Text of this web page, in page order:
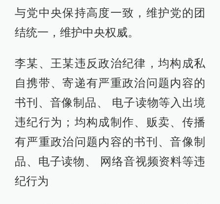
与党中央保持高度一致，维护党的团
结统一，维护中央权威。
李某、王某违反政治纪律，均构成私
自携带、寄递有严重政治问题内容的
书刊、音像制品、 电子读物等入出境
违纪行为；均构成制作、贩卖、传播
有严重政治问题内容的书刊、音像制
品、电子读物、 网络音视频资料等违
纪行为